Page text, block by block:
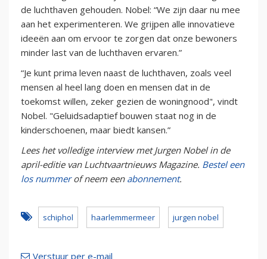
de luchthaven gehouden. Nobel: “We zijn daar nu mee
aan het experimenteren. We grijpen alle innovatieve
ideeën aan om ervoor te zorgen dat onze bewoners
minder last van de luchthaven ervaren.”
“Je kunt prima leven naast de luchthaven, zoals veel
mensen al heel lang doen en mensen dat in de
toekomst willen, zeker gezien de woningnood", vindt
Nobel. "Geluidsadaptief bouwen staat nog in de
kinderschoenen, maar biedt kansen.”
Lees het volledige interview met Jurgen Nobel in de
april-editie van Luchtvaartnieuws Magazine. Bestel een
los nummerof neem een abonnement.
schiphol haarlemmermeer jurgen nobel
Verstuur per e-mail